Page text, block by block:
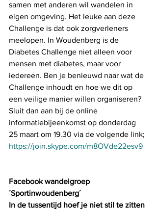
samen met anderen wil wandelen in
eigen omgeving. Het leuke aan deze
Challenge is dat ook zorgverleners
meelopen. In Woudenberg is de
Diabetes Challenge niet alleen voor
mensen met diabetes, maar voor
iedereen. Ben je benieuwd naar wat de
Challenge inhoudt en hoe we dit op
een veilige manier willen organiseren?
Sluit dan aan bij de online
informatiebijeenkomst op donderdag
25 maart om 19.30 via de volgende link;
https://join.skype.com/m8OVde22esv9
Facebook wandelgroep
´Sportinwoudenberg´
In de tussentijd hoef je niet stil te zitten